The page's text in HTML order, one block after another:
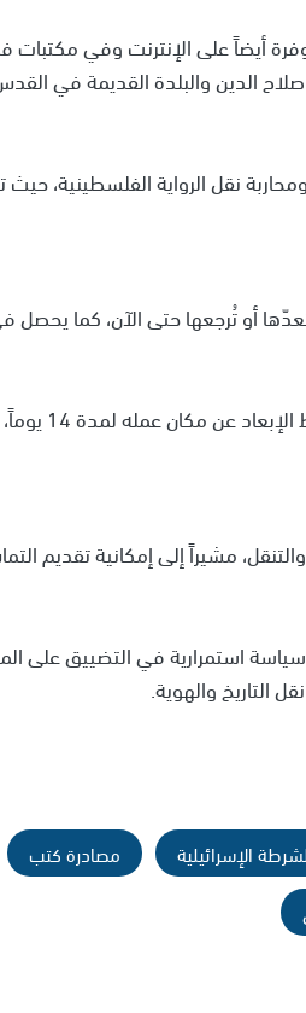
أيضاً على الإنترنت وفي مكتبات
الدين والبلدة القديمة في
نقل الرواية الفلسطينية،
أو تُرجعها حتى الآن، كما
وبعد ساعات من
مشيراً إلى إمكانية تقديم
استمرارية في التضييق على
التاريخ والهوية.
الإسرائيلية
مصادرة كتب